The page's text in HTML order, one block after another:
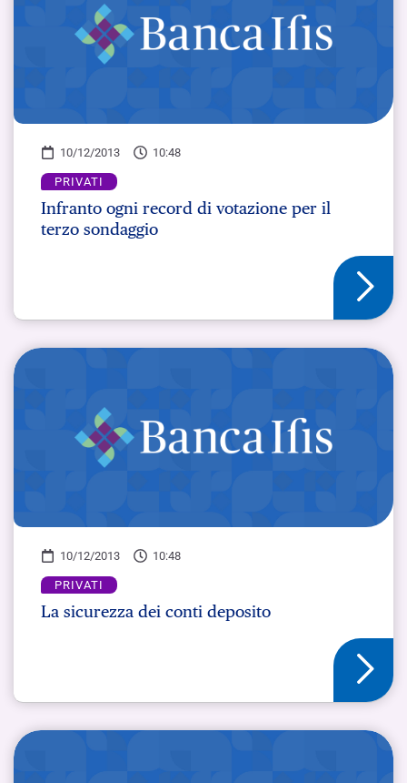
10/12/2013 10:48
PRIVATI
Infranto ogni record di votazione per il
terzo sondaggio
10/12/2013 10:48
PRIVATI
La sicurezza dei conti deposito